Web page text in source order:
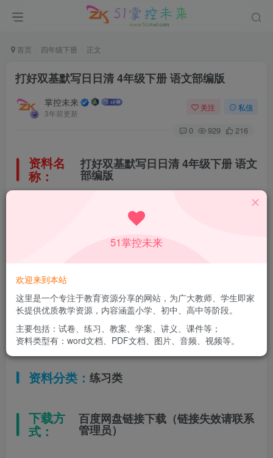
首页 四年级下册 正文
打好双基默写日日清 4年级下册 语文部编版
掌控未来
3年前更新
关注 私信
0 929 216
资料名
称：
打好双基默写日日清 4年级下册 语文
部编版
适用年级：四年级下册
文件类型：高清PDF
资料分类： 练习类
下载方
式：
百度网盘链接下载（链接失效请联系
管理员）
51掌控未来
欢迎来到本站
这里是一个专注于教育资源分享的网站，为广大教师、学生即家
长提供优质教学资源，内容涵盖小学、初中、高中等阶段。
主要包括：试卷、练习、教案、学案、讲义、课件等；
资料类型有：word文档、PDF文档、图片、音频、视频等。